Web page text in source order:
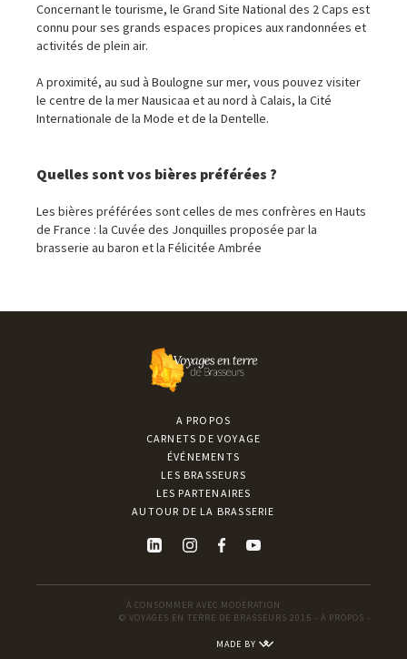
Concernant le tourisme, le Grand Site National des 2 Caps est
connu pour ses grands espaces propices aux randonnées et
activités de plein air.
A proximité, au sud à Boulogne sur mer, vous pouvez visiter
le centre de la mer Nausicaa et au nord à Calais, la Cité
Internationale de la Mode et de la Dentelle.
Quelles sont vos bières préférées ?
Les bières préférées sont celles de mes confrères en Hauts
de France : la Cuvée des Jonquilles proposée par la
brasserie au baron et la Félicitée Ambrée
A PROPOS
CARNETS DE VOYAGE
ÉVÉNEMENTS
LES BRASSEURS
LES PARTENAIRES
AUTOUR DE LA BRASSERIE
À CONSOMMER AVEC MODÉRATION
© VOYAGES EN TERRE DE BRASSEURS 2015 - À PROPOS -
MADE BY